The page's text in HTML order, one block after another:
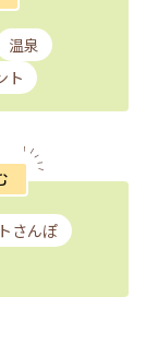
温泉
ト
さんぽ